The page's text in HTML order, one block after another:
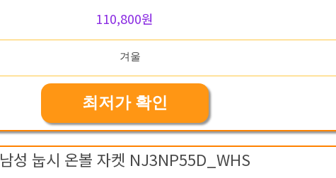
110,800원
최저가 확인
남성 눕시 온볼 자켓 NJ3NP55D_WHS